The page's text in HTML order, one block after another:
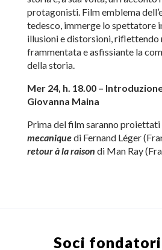
protagonisti. Film emblema
tedesco, immerge lo spettatore
illusioni e distorsioni, riflettendo
frammentata e asfissiante la
della storia.
Mer 24, h. 18.00 –
Giovanna Maina
Prima del film saranno proiettati
mecaniquedi Fernand Léger
retour à la raison di Man Ray
Soci fondatori